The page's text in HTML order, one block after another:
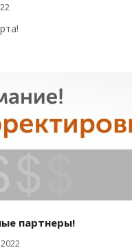
партнеры!